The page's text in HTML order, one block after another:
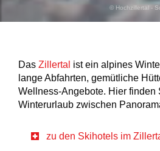
© Hochzillertal -
Das Zillertal ist ein alpines
lange Abfahrten, gemütliche
Wellness-Angebote. Hier finden
Winterurlaub zwischen
zu den Skihotels im